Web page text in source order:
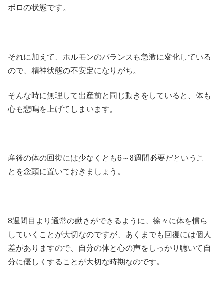
ボロの状態です。
それに加えて、ホルモンのバランスも急激に変化している
ので、精神状態の不安定になりがち。
そんな時に無理して出産前と同じ動きをしていると、体も
心も悲鳴を上げてしまいます。
産後の体の回復には少なくとも6～8週間必要だというこ
とを念頭に置いておきましょう。
8週間目より通常の動きができるように、徐々に体を慣ら
していくことが大切なのですが、あくまでも回復には個人
差がありますので、自分の体と心の声をしっかり聴いて自
分に優しくすることが大切な時期なのです。